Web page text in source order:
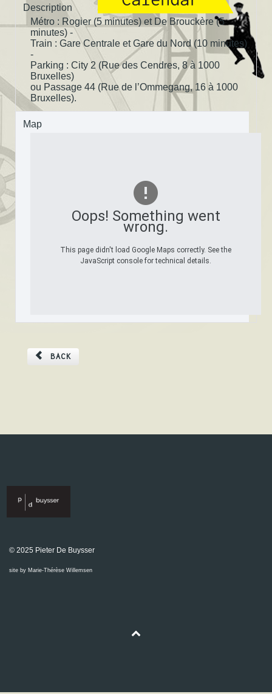
Description
Métro : Rogier (5 minutes) et De Brouckère (5
minutes) -
Train : Gare Centrale et Gare du Nord (10 minutes)
-
Parking : City 2 (Rue des Cendres, 8 à 1000
Bruxelles)
ou Passage 44 (Rue de l’Ommegang, 16 à 1000
Bruxelles).
Map
Oops! Something went
wrong.
This page didn't load Google Maps correctly. See the
JavaScript console for technical details.
BACK
© 2025 Pieter De Buysser
site by Marie-Thérèse Willemsen